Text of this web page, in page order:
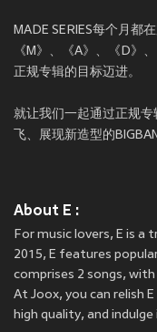
MADE SERIES每个月都
《M》、《A》、《D》
正规专辑的目标迈进。
就让我们一起通过正规
飞、展现新造型的
About E :
For music lovers, E is a
2015, E features
comprises 2 songs,
At Joox, you can relish
high quality, and